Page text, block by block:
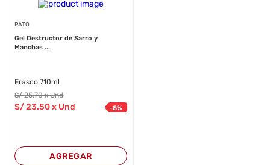
PATO
Gel Destructor de Sarro y
Manchas ...
Frasco 710ml
S/25.70 x Und
S/23.50 x Und -8%
AGREGAR